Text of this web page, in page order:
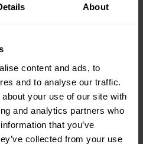
About
content and ads, to
and to analyse our traffic.
your use of our site with
and analytics partners who
that you’ve
collected from your use
Гідратор Source ILPS
UTA 3 л - Coyote
Час
відправлення:Негайно
2 452,00 грн
3 333,35 грн